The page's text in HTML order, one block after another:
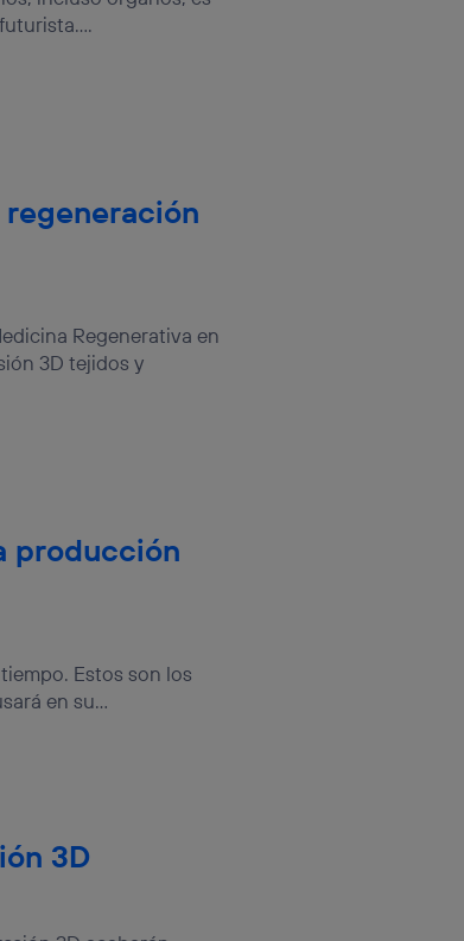
Regenerativa en
3D tejidos y
producción
Estos son los
en su...
3D